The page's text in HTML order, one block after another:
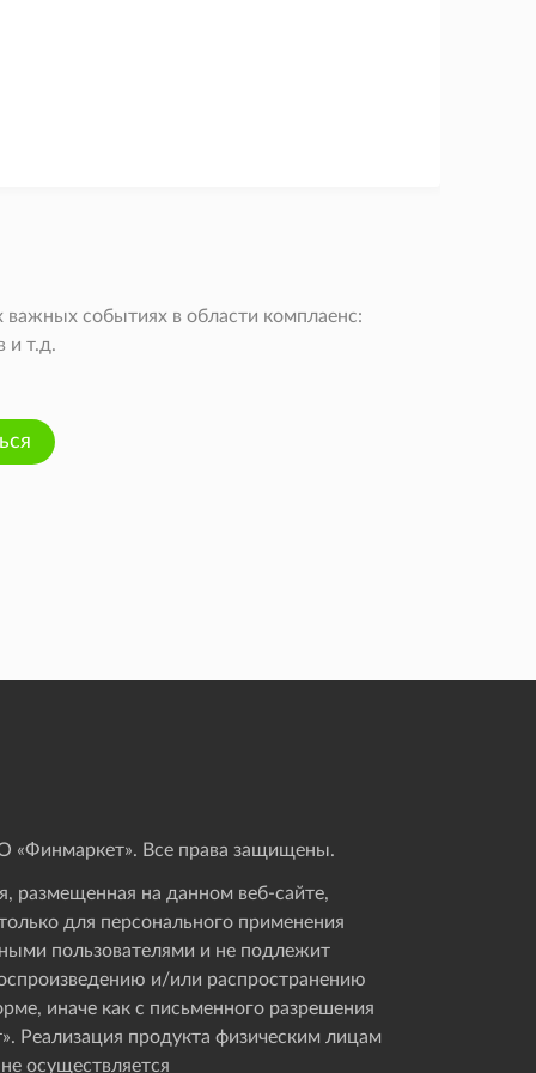
событиях в области комплаенс:
и т.д.
«Финмаркет». Все права защищены.
размещенная на данном веб-сайте,
для персонального применения
пользователями и не подлежит
и/или распространению
иначе как с письменного разрешения
Реализация продукта физическим лицам
осуществляется